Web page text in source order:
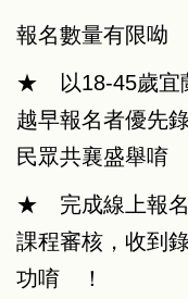
報名數量有限呦
★ 以18-45歲宜
越早報名者優先
民眾共襄盛舉唷
★ 完成線上報名
課程審核，收到
功唷 ！